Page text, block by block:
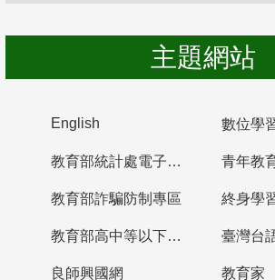
主題網站
English 數位學
教育部統計處電子書櫃
教育部詐騙防制專區 終身學
教育部高中等以下學校及幼兒園教師資格檢定考試
良師興國網
教育家